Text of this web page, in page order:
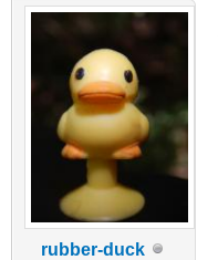
rubber-duck